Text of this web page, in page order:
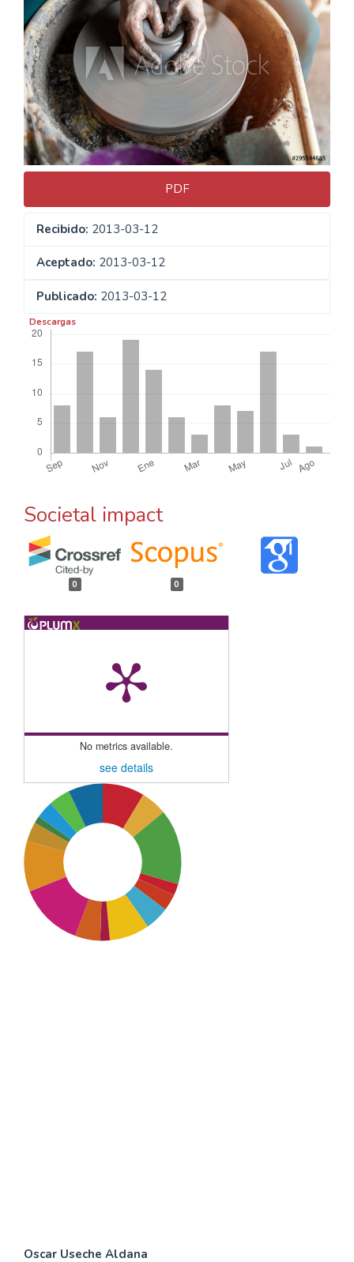
del
artículo
PDF
Recibido: 2013-03-12
Aceptado: 2013-03-12
Publicado: 2013-03-12
Descargas
Societal impact
0 0
No metrics available.
see details
Oscar Useche Aldana